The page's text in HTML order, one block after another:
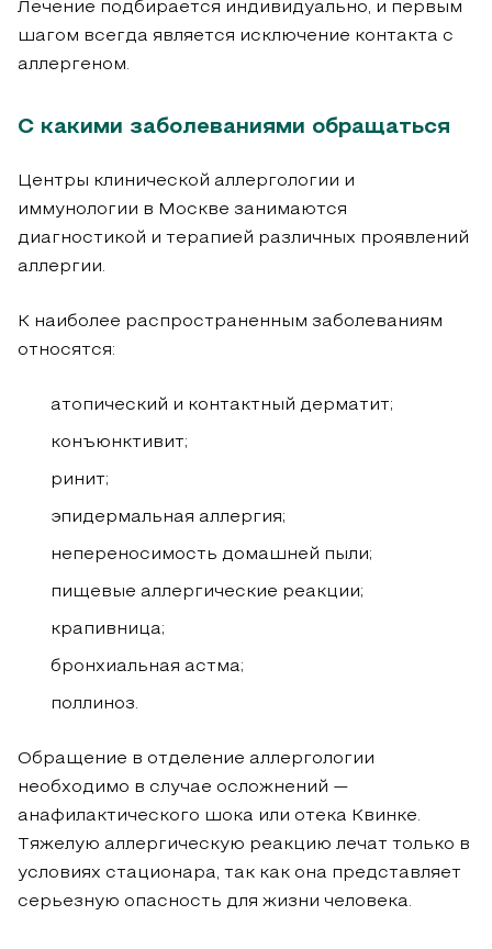
Лечение подбирается индивидуально, и первым
шагом всегда является исключение контакта с
аллергеном.
С какими заболеваниями обращаться
Центры клинической аллергологии и
иммунологии в Москве занимаются
диагностикой и терапией различных проявлений
аллергии.
К наиболее распространенным заболеваниям
относятся:
атопический и контактный дерматит;
конъюнктивит;
ринит;
эпидермальная аллергия;
непереносимость домашней пыли;
пищевые аллергические реакции;
крапивница;
бронхиальная астма;
поллиноз.
Обращение в отделение аллергологии
необходимо в случае осложнений —
анафилактического шока или отека Квинке.
Тяжелую аллергическую реакцию лечат только в
условиях стационара, так как она представляет
серьезную опасность для жизни человека.